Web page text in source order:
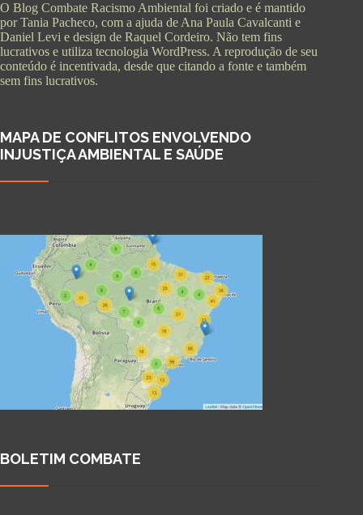
O Blog Combate Racismo Ambiental foi criado e é mantido
por Tania Pacheco, com a ajuda de Ana Paula Cavalcanti e
Daniel Levi e design de Raquel Cordeiro. Não tem fins
lucrativos e utiliza tecnologia WordPress. A reprodução de seu
conteúdo é incentivada, desde que citando a fonte e também
sem fins lucrativos.
MAPA DE CONFLITOS ENVOLVENDO
INJUSTIÇA AMBIENTAL E SAÚDE
BOLETIM COMBATE